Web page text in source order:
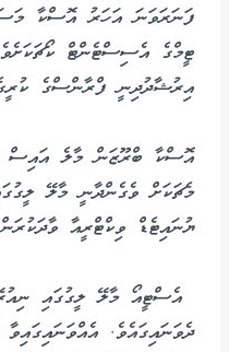
ފަނަރަވަނަ އަހަރު އޮސްކާ
ޓީމްގެ އެސިސްޓެންޓް
އިރުޝާދުދިނީ ފްރާންސްގެ
އޮސްކާ ބްރޫޒަން މާލެ އައިސް
މެޗަކަށް ވެގެންދާނީ މާލޭ
ޔުނައިޓެޑް ވިކްޓްރީއާ
އެސްޓީއޯ މާލޭ ލީގުގައި
ދެވަނައިގައެވެ.